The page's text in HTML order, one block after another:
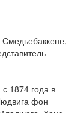
1874 года в
фон